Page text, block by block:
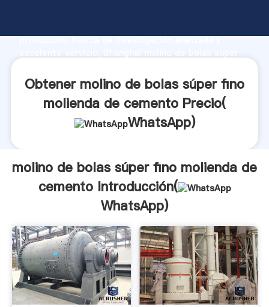
producción, fuerza de investigación avanzada y
aporta valores a todos los clientes.
Obtener molino de bolas súper fino
molienda de cemento Precio(
WhatsApp)
molino de bolas súper fino molienda de
cemento Introducción(
WhatsApp)